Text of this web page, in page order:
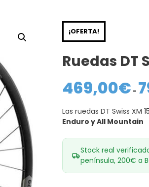
¡OFERTA!
Ruedas DT
469,00€ -
Las ruedas DT Swiss
Enduro y All Mountain
Stock real
península, 200€ a